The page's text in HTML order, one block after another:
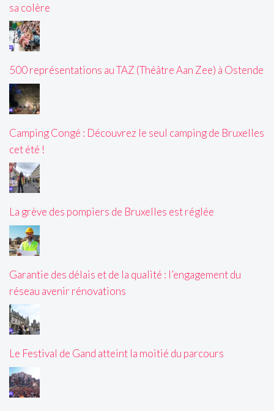
sa colère
500 représentations au TAZ (Théâtre Aan Zee) à Ostende
Camping Congé : Découvrez le seul camping de Bruxelles
cet été !
La grève des pompiers de Bruxelles est réglée
Garantie des délais et de la qualité : l’engagement du
réseau avenir rénovations
Le Festival de Gand atteint la moitié du parcours